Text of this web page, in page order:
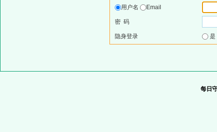
用户名
Email
密 码
隐身登录
每日